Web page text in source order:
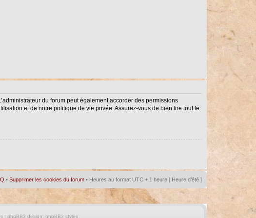
du forum peut également accorder des permissions
et de notre politique de vie privée. Assurez-vous de bien lire tout le
•Supprimer les cookies du forum • Heures au format UTC + 1 heure [ Heure d’été ]
| phpBB3 design: phpBB3 styles